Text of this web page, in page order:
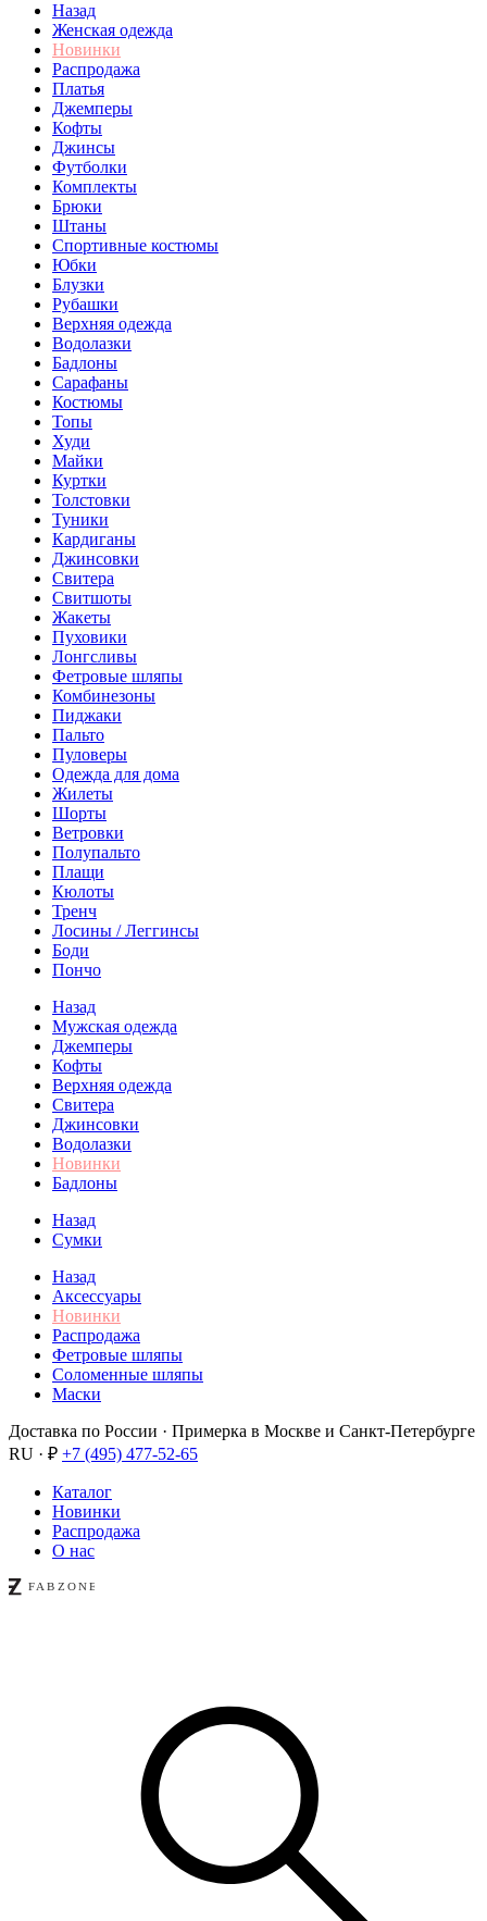
Назад
Женская одежда
Новинки
Распродажа
Платья
Джемперы
Кофты
Джинсы
Футболки
Комплекты
Брюки
Штаны
Спортивные костюмы
Юбки
Блузки
Рубашки
Верхняя одежда
Водолазки
Бадлоны
Сарафаны
Костюмы
Топы
Худи
Майки
Куртки
Толстовки
Туники
Кардиганы
Джинсовки
Свитера
Свитшоты
Жакеты
Пуховики
Лонгсливы
Фетровые шляпы
Комбинезоны
Пиджаки
Пальто
Пуловеры
Одежда для дома
Жилеты
Шорты
Ветровки
Полупальто
Плащи
Кюлоты
Тренч
Лосины / Леггинсы
Боди
Пончо
Назад
Мужская одежда
Джемперы
Кофты
Верхняя одежда
Свитера
Джинсовки
Водолазки
Новинки
Бадлоны
Назад
Сумки
Назад
Аксессуары
Новинки
Распродажа
Фетровые шляпы
Соломенные шляпы
Маски
Доставка по России · Примерка в Москве и Санкт-Петербурге
RU · ₽ +7 (495) 477-52-65
Каталог
Новинки
Распродажа
О нас